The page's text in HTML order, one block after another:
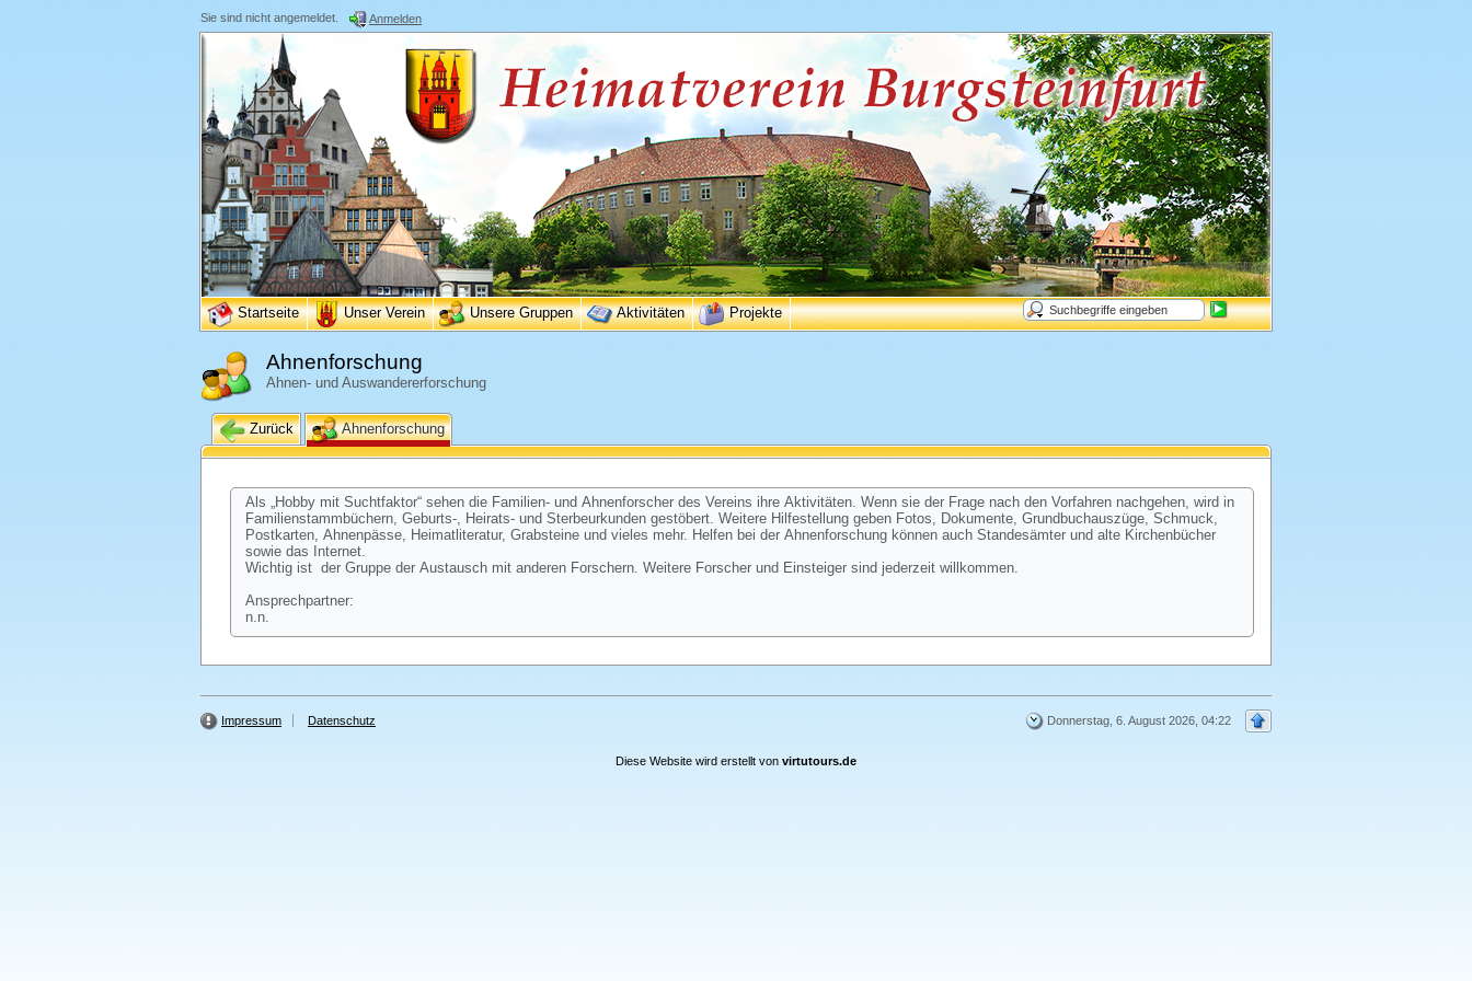
Sie sind nicht angemeldet. Anmelden
Startseite Unser Verein Unsere Gruppen Aktivitäten Projekte
Ahnenforschung
Ahnen- und Auswandererforschung
Zurück Ahnenforschung
Als „Hobby mit Suchtfaktor“ sehen die Familien- und Ahnenforscher des Vereins ihre Aktivitäten. Wenn sie der Frage nach den Vorfahren nachgehen, wird in
Familienstammbüchern, Geburts-, Heirats- und Sterbeurkunden gestöbert. Weitere Hilfestellung geben Fotos, Dokumente, Grundbuchauszüge, Schmuck,
Postkarten, Ahnenpässe, Heimatliteratur, Grabsteine und vieles mehr. Helfen bei der Ahnenforschung können auch Standesämter und alte Kirchenbücher
sowie das Internet.
Wichtig ist der Gruppe der Austausch mit anderen Forschern. Weitere Forscher und Einsteiger sind jederzeit willkommen.
Ansprechpartner:
n.n.
Impressum Datenschutz Donnerstag, 6. August 2026, 04:22
Diese Website wird erstellt von virtutours.de